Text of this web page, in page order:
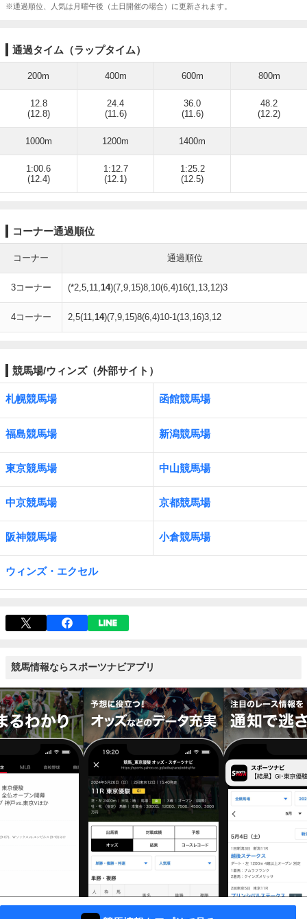
※通過順位、人気は月曜午後（土日開催の場合）に更新されます。
通過タイム（ラップタイム）
200m 400m 600m 800m
12.8
(12.8)
24.4
(11.6)
36.0
(11.6)
48.2
(12.2)
1000m 1200m 1400m
1:00.6
(12.4)
1:12.7
(12.1)
1:25.2
(12.5)
コーナー通過順位
コーナー 通過順位
3コーナー (*2,5,11,14)(7,9,15)8,10(6,4)16(1,13,12)3
4コーナー 2,5(11,14)(7,9,15)8(6,4)10-1(13,16)3,12
競馬場/ウィンズ（外部サイト）
札幌競馬場 函館競馬場
福島競馬場 新潟競馬場
東京競馬場 中山競馬場
中京競馬場 京都競馬場
阪神競馬場 小倉競馬場
ウィンズ・エクセル
競馬情報ならスポーツナビアプリ